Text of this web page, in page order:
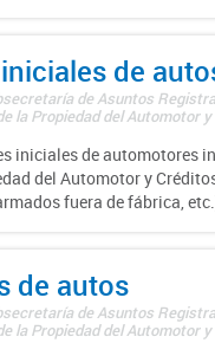
de
de Asuntos
la Propiedad del Automotor
iniciales de automotores
del Automotor y
fuera de fábrica,
de autos
de Asuntos
la Propiedad del Automotor